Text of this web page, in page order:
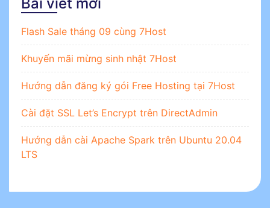
Flash Sale tháng 09 cùng 7Host
Khuyến mãi mừng sinh nhật 7Host
Hướng dẫn đăng ký gói Free Hosting tại 7Host
Cài đặt SSL Let’s Encrypt trên DirectAdmin
Hướng dẫn cài Apache Spark trên Ubuntu 20.04
LTS